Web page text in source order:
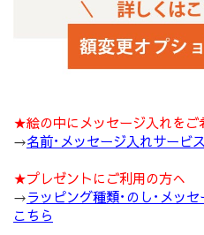
★絵の中にメッセージ入れをご
→名前･メッセージ入れサービ
★プレゼントにご利用の方へ
→ラッピング種類･のし･メッ
こちら